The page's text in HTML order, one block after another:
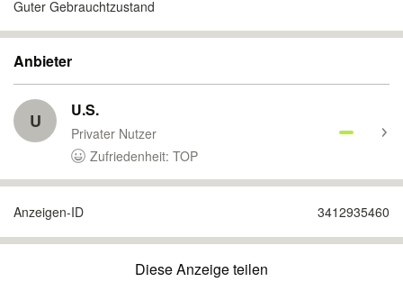
Guter Gebrauchtzustand
Anbieter
U U.S.
Privater Nutzer
Zufriedenheit: TOP
Anzeigen-ID 3412935460
Diese Anzeige teilen